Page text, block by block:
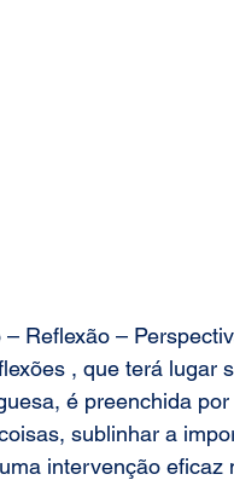
– Reflexão –
, que terá lugar
é preenchida
sublinhar a
intervenção